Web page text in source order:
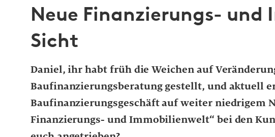
Neue Finanzierungs-
Sicht
Daniel, ihr habt früh die Weichen auf
Baufinanzierungsberatung gestellt, und aktuell
Baufinanzierungsgeschäft auf weiter niedrigem
Finanzierungs- und Immobilienwelt“ bei den